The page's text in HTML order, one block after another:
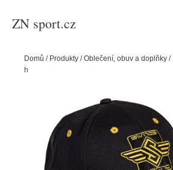
ZN sport.cz
Domů / Produkty /Oblečení, obuv a doplňky /
hlavy